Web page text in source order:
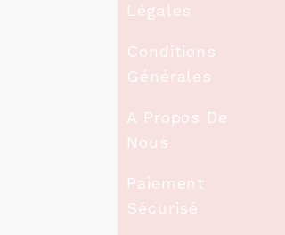
Légales
Conditions
Générales
A Propos De
Nous
Paiement
Sécurisé